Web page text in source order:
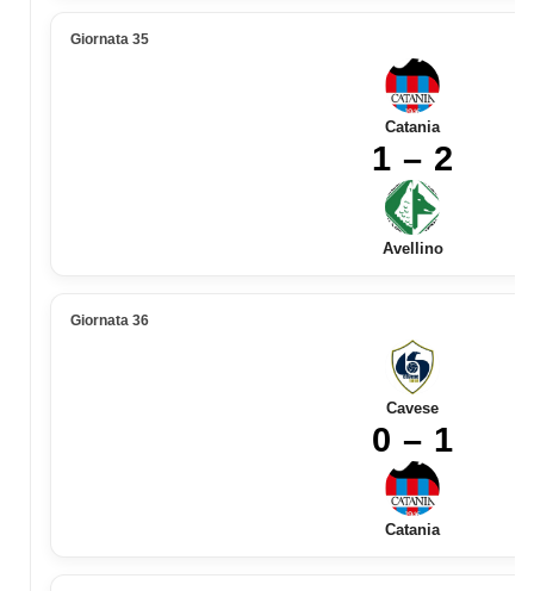
Giornata 35
Catania
1 – 2
Avellino
Giornata 36
Cavese
0 – 1
Catania